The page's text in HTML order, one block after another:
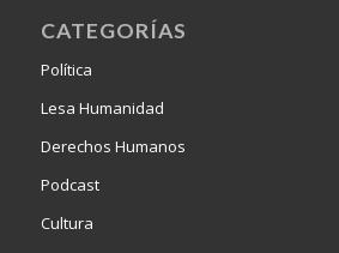
CATEGORÍAS
Política
Lesa Humanidad
Derechos Humanos
Podcast
Cultura